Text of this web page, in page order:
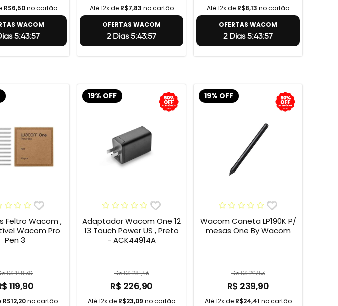
R$6,50no cartão
WACOM
5:43:56
Até 12x de R$7,83 no cartão
OFERTAS WACOM
2 Dias 5:43:56
Até 12x de R$8,13 no cartão
OFERTAS WACOM
2 Dias 5:43:56
Feltro Wacom ,
Wacom Pro
Pen 3
R$ 148,30
119,90
R$12,20no cartão
19% OFF
Adaptador Wacom One 12
13 Touch Power US , Preto
- ACK44914A
De R$ 281,46
R$ 226,90
Até 12x de R$23,09 no cartão
19% OFF
Wacom Caneta LP190K P/
mesas One By Wacom
De R$ 297,53
R$ 239,90
Até 12x de R$24,41 no cartão